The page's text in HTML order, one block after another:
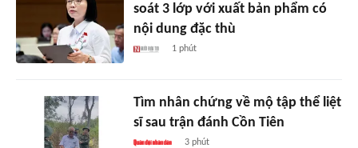
soát 3 lớp với xuất bản phẩm có
nội dung đặc thù
1 phút
Tìm nhân chứng về mộ tập thể liệt
sĩ sau trận đánh Cồn Tiên
3 phút